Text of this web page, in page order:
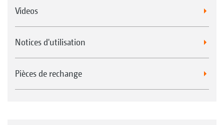
Videos
Notices d'utilisation
Pièces de rechange